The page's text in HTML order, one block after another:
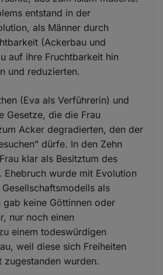
entstand in der
als Männer durch
(Ackerbau und
auf ihre Fruchtbarkeit hin
und reduzierten.
(Eva als Verführerin) und
Gesetze, die die Frau
Acker degradierten, den der
dürfe. In den Zehn
klar als Besitztum des
Ehebruch wurde mit Evolution
als
gab keine Göttinnen oder
nur noch einen
einem todeswürdigen
weil diese sich Freiheiten
zugestanden wurden.